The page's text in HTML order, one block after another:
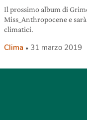
Il prossimo album di
Miss_Anthropocene e
climatici.
Clima 31 marzo 2019